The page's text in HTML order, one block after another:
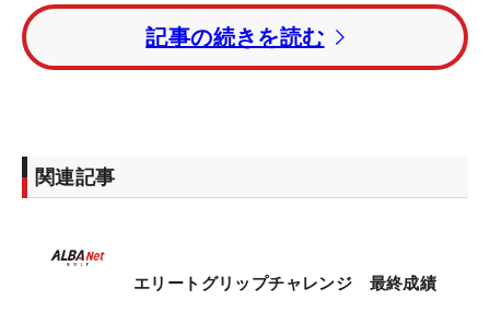
トータル5アンダー・2位タイに岩井亮磨、板東寿
匡、玉城海伍、松岡翔大郎、百目鬼光紀、発多ヤマ
トが続いた。
アンダー・10位タイ。9月に
ューを果たした15歳の
レギュラーツアー8勝で、2014年には賞金王に輝い
記事の続きを読む
関連記事
エリートグリップチャレンジ 最終成績